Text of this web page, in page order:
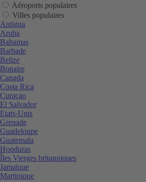
Aéroports populaires
Villes populaires
Antigua
Aruba
Bahamas
Barbade
Belize
Bonaire
Canada
Costa Rica
Curaçao
El Salvador
Etats-Unis
Grenade
Guadeloupe
Guatemala
Honduras
Îles Vierges britanniques
Jamaïque
Martinique